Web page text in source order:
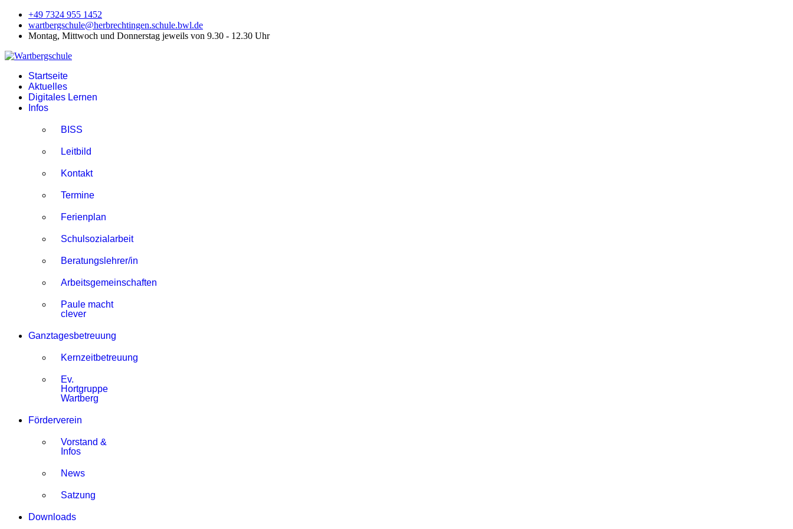
+49 7324 955 1452
wartbergschule@herbrechtingen.schule.bwl.de
Montag, Mittwoch und Donnerstag jeweils von 9.30 - 12.30 Uhr
Startseite
Aktuelles
Digitales Lernen
Infos
BISS
Leitbild
Kontakt
Termine
Ferienplan
Schulsozialarbeit
Beratungslehrer/in
Arbeitsgemeinschaften
Paule macht
clever
Ganztagesbetreuung
Kernzeitbetreuung
Ev.
Hortgruppe
Wartberg
Förderverein
Vorstand &
Infos
News
Satzung
Downloads